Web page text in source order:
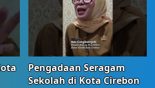
Pengadaan Seragam
Sekolah di Kota Cirebon